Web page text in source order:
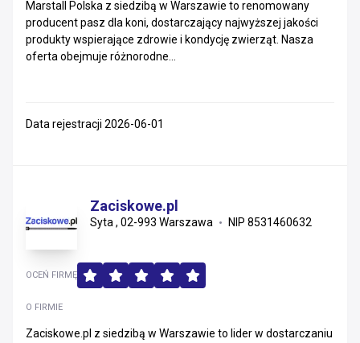
Marstall Polska z siedzibą w Warszawie to renomowany
producent pasz dla koni, dostarczający najwyższej jakości
produkty wspierające zdrowie i kondycję zwierząt. Nasza
oferta obejmuje różnorodne...
Data rejestracji 2026-06-01
Zaciskowe.pl
Syta , 02-993 Warszawa NIP 8531460632
O FIRMIE
Zaciskowe.pl z siedzibą w Warszawie to lider w dostarczaniu
OCEŃ FIRMĘ